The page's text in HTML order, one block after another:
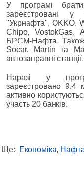
У програмі
зареєстровані
"Укрнафта", OKKO,
Chipo, VostokGas,
БРСМ-Нафта. Також
Socar, Martin та
автозаправні станції.
Наразі у
зареєстровано 9,4
активно
участь 20 банків.
Ще: Економіка,